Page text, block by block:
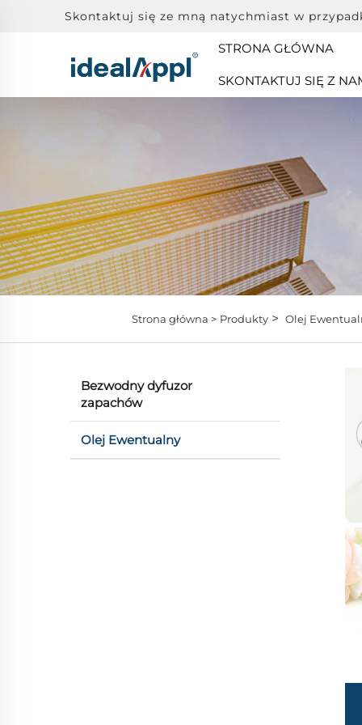
Skontaktuj się ze mną natychmiast w
STRONA GŁÓWNA
SKONTAKTUJ SIĘ Z
Strona główna > Produkty> Olej
Bezwodny dyfuzor
zapachów
Olej Ewentualny